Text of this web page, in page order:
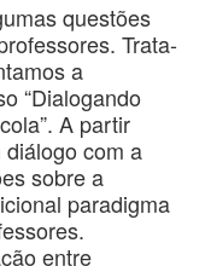
questões
Trata-
a
“Dialogando
A partir
com a
sobre a
paradigma
entre